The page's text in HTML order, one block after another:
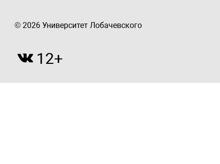
© 2026 Университет Лобачевского
12+